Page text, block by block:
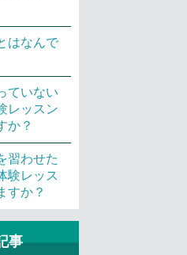
はなんで
ていない
レッスン
か？
習わせた
験レッス
すか？
事